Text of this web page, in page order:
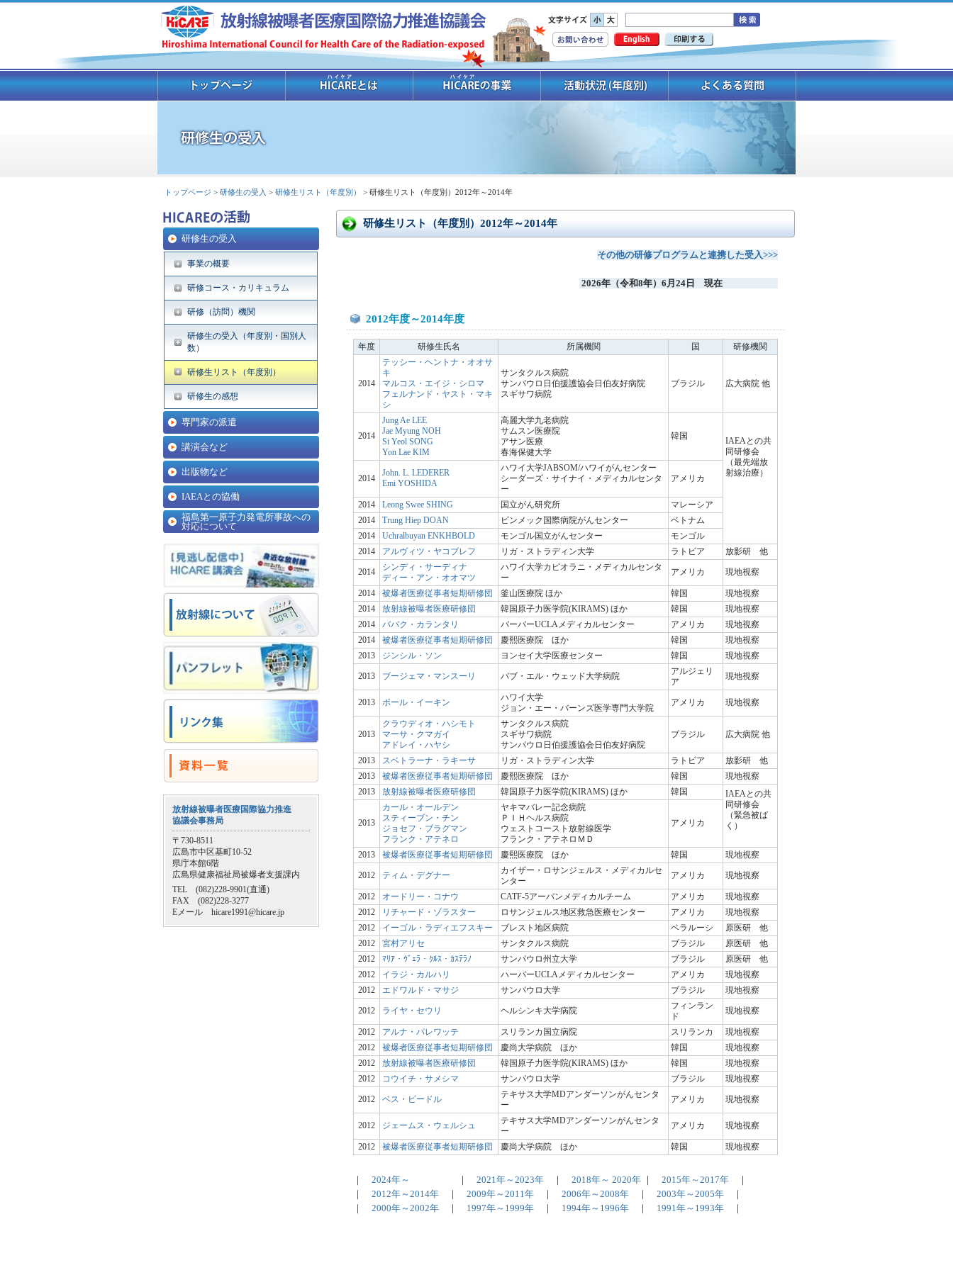
トップページ > 研修生の受入 > 研修生リスト（年度別） > 研修生リスト（年度別）2012年～2014年
研修生の受入
事業の概要
研修コース・カリキュラム
研修（訪問）機関
研修生の受入（年度別・国別人
数）
研修生リスト（年度別）
研修生の感想
専門家の派遣
講演会など
出版物など
IAEAとの協働
福島第一原子力発電所事故への
対応について
放射線被曝者医療国際協力推進
協議会事務局
〒730-8511
広島市中区基町10-52
県庁本館6階
広島県健康福祉局被爆者支援課内
TEL (082)228-9901(直通)
FAX (082)228-3277
Eメール hicare1991@hicare.jp
研修生リスト（年度別）2012年～2014年
その他の研修プログラムと連携した受入>>>
2026年（令和8年）6月24日 現在
2012年度～2014年度
年度 研修生氏名 所属機関 国 研修機関
2014
テッシー・ヘントナ・オオサ
キ
マルコス・エイジ・シロマ
フェルナンド・ヤスト・マキ
シ
サンタクルス病院
サンパウロ日伯援護協会日伯友好病院
スギサワ病院
ブラジル 広大病院 他
2014
Jung Ae LEE
Jae Myung NOH
Si Yeol SONG
Yon Lae KIM
高麗大学九老病院
サムスン医療院
アサン医療
春海保健大学
韓国
IAEAとの共
同研修会
（最先端放
射線治療）
2014
John. L. LEDERER
Emi YOSHIDA
ハワイ大学JABSOM/ハワイがんセンター
シーダーズ・サイナイ・メディカルセンタ
ー
アメリカ
2014 Leong Swee SHING 国立がん研究所
マレーシア
2014
Trung Hiep DOAN ビンメック国際病院がんセンター
ベトナム
2014
Uchralbuyan ENKHBOLD モンゴル国立がんセンター
モンゴル
2014
アルヴィツ・ヤコブレフ リガ・ストラディン大学 ラトビア 放影研 他
2014
シンディ・サーディナ
ディー・アン・オオマツ
ハワイ大学カピオラニ・メディカルセンタ
ー
アメリカ 現地視察
2014 被爆者医療従事者短期研修団 釜山医療院 ほか 韓国
現地視察
2014
放射線被曝者医療研修団 韓国原子力医学院(KIRAMS) ほか 韓国
現地視察
2014
ババク・カランタリ バーバーUCLAメディカルセンター アメリカ
現地視察
2014
被爆者医療従事者短期研修団 慶熙医療院 ほか 韓国
現地視察
2013
ジンシル・ソン ヨンセイ大学医療センター 韓国 現地視察
2013 ブージェマ・マンスーリ バブ・エル・ウェッド大学病院
アルジェリ
ア
現地視察
2013 ポール・イーキン
ハワイ大学
ジョン・エー・バーンズ医学専門大学院
アメリカ 現地視察
2013
クラウディオ・ハシモト
マーサ・クマガイ
アドレイ・ハヤシ
サンタクルス病院
スギサワ病院
サンパウロ日伯援護協会日伯友好病院
ブラジル 広大病院 他
2013 スベトラーナ・ラキーサ リガ・ストラディン大学 ラトビア
放影研 他
2013
被爆者医療従事者短期研修団 慶熙医療院 ほか 韓国
現地視察
2013
放射線被曝者医療研修団 韓国原子力医学院(KIRAMS) ほか 韓国
IAEAとの共
同研修会
（緊急被ば
く）
2013
カール・オールデン
スティーブン・チン
ジョセフ・ブラグマン
フランク・アテネロ
ヤキマバレー記念病院
ＰＩＨヘルス病院
ウェストコースト放射線医学
フランク・アテネロＭＤ
アメリカ
2013 被爆者医療従事者短期研修団 慶熙医療院 ほか 韓国 現地視察
2012 ティム・デグナー
カイザー・ロサンジェルス・メディカルセ
ンター
アメリカ 現地視察
2012 オードリー・コナウ CATF-5アーバンメディカルチーム アメリカ
現地視察
2012
リチャード・ゾラスター ロサンジェルス地区救急医療センター アメリカ
現地視察
2012
イーゴル・ラディエフスキー ブレスト地区病院 ベラルーシ
原医研 他
2012
宮村アリセ サンタクルス病院 ブラジル
原医研 他
2012
ﾏﾘｱ・ｳﾞｪﾗ・ｸﾙｽ・ｶｽﾃﾗﾉ サンパウロ州立大学 ブラジル
原医研 他
2012
イラジ・カルハリ ハーバーUCLAメディカルセンター アメリカ
現地視察
2012
エドワルド・マサジ サンパウロ大学 ブラジル 現地視察
2012 ライヤ・セウリ ヘルシンキ大学病院
フィンラン
ド
現地視察
2012 アルナ・パレワッテ スリランカ国立病院 スリランカ
現地視察
2012
被爆者医療従事者短期研修団 慶尚大学病院 ほか 韓国
現地視察
2012
放射線被曝者医療研修団 韓国原子力医学院(KIRAMS) ほか 韓国
現地視察
2012
コウイチ・サメシマ サンパウロ大学 ブラジル 現地視察
2012 ベス・ビードル
テキサス大学MDアンダーソンがんセンタ
ー
アメリカ 現地視察
2012 ジェームス・ウェルシュ
テキサス大学MDアンダーソンがんセンタ
ー
アメリカ 現地視察
2012 被爆者医療従事者短期研修団 慶尚大学病院 ほか 韓国 現地視察
｜ 2024年～ ｜ 2021年～2023年 ｜ 2018年～ 2020年 ｜ 2015年～2017年 ｜
｜ 2012年～2014年 ｜ 2009年～2011年 ｜ 2006年～2008年 ｜ 2003年～2005年 ｜
｜ 2000年～2002年 ｜ 1997年～1999年 ｜ 1994年～1996年 ｜ 1991年～1993年 ｜